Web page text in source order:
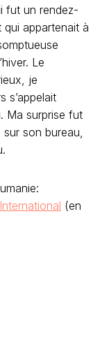
fut un rendez-
appartenait à
Le
je
s’appelait
. Ma surprise fut
son bureau,
(en